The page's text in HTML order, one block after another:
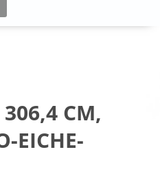
CM,
EICHE-